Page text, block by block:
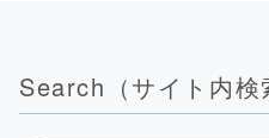
Search（サイト内検